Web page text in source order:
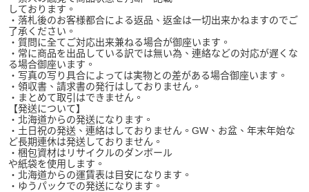
しております。
・落札後のお客様都合による返品、返金は一切出来かねますのでご
了承ください。
・質問に全てご対応出来兼ねる場合が御座います。
・常に商品を出品している訳では無い為、連絡などの対応が遅くな
る場合御座います。
・写真の写り具合によっては実物との差がある場合御座います。
・領収書、請求書の発行はしておりません。
・まとめて取引はできません。
【発送について】
・北海道からの発送になります。
・土日祝の発送、連絡はしておりません。GW、お盆、年末年始な
ど長期連休は発送しておりません。
・梱包資材はリサイクルのダンボール
や紙袋を使用します。
・北海道からの運賃表は目安になります。
・ゆうパックでの発送になります。